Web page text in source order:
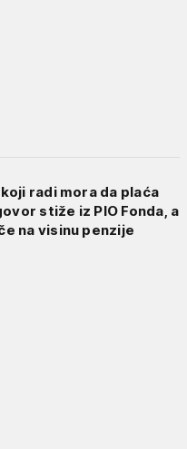
radi mora da plaća
stiže iz PIO Fonda, a
na visinu penzije